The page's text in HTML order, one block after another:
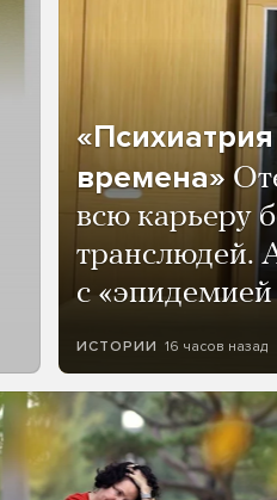
времена»
всю карьеру
транслюдей.
с «эпидемией
ИСТОРИИ 16 часов назад